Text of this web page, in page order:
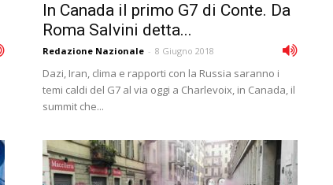
In Canada il primo G7 di Conte. Da
Roma Salvini detta...
Redazione Nazionale - 8 Giugno 2018
Dazi, Iran, clima e rapporti con la Russia saranno i
temi caldi del G7 al via oggi a Charlevoix, in Canada, il
summit che...